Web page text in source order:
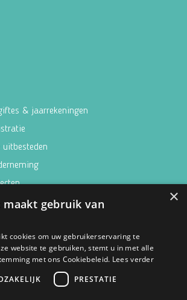
& jaarrekeningen
×
maakt gebruik van
cookies om uw gebruikerservaring te
website te gebruiken, stemt u in met alle
met ons Cookiebeleid. Lees verder
PRESTATIE